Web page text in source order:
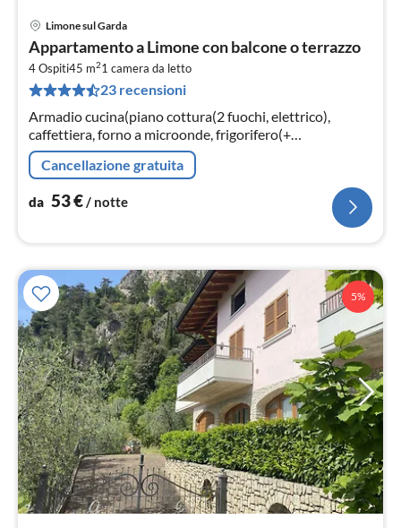
Limone sul Garda
Appartamento a Limone con balcone o terrazzo
4 Ospiti45 m21 camera da letto
23 recensioni
Armadio cucina(piano cottura(2 fuochi, elettrico),
caffettiera, forno a microonde, frigorifero(+
congelatore))
Cancellazione gratuita
da 53€/ notte
5%